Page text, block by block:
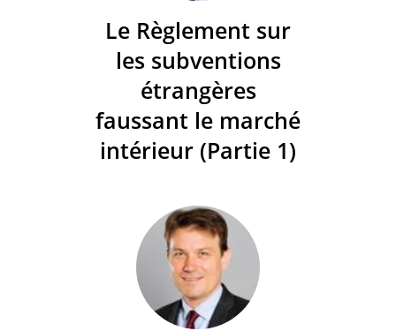
Le Règlement sur
les subventions
étrangères
faussant le marché
intérieur (Partie 1)